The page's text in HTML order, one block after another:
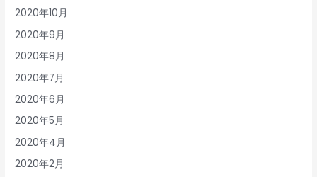
2020年10月
2020年9月
2020年8月
2020年7月
2020年6月
2020年5月
2020年4月
2020年2月